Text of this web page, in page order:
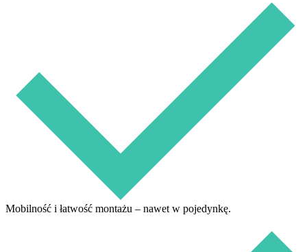
Mobilność i łatwość montażu – nawet w pojedynkę.